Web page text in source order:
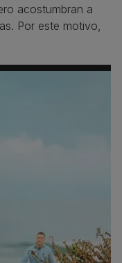
acostumbran a
Por este motivo,